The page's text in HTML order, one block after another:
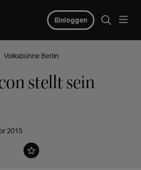
Einloggen
Volksbühne Berlin
stellt sein
2015